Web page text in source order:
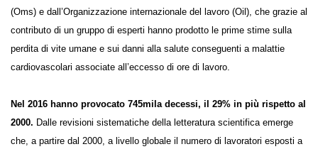
settimanale standard di 35-40 ore. È questa la conclusione a cui è
giunto uno studio realizzato dall’Organizzazione mondiale della sanità
(Oms) e dall’Organizzazione internazionale del lavoro (Oil), che grazie al
contributo di un gruppo di esperti hanno prodotto le prime stime
malattie cardiovascolari associate all’eccesso di ore di lavoro.
Nel 2016 hanno provocato 745mila decessi, il 29% in più rispetto